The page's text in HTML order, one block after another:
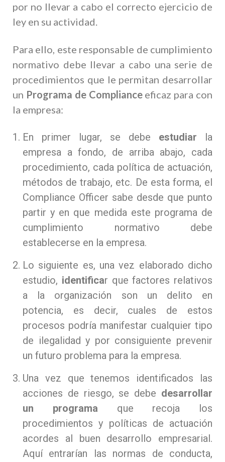
por no llevar a cabo el correcto ejercicio de
ley en su actividad.
Para ello, este responsable de cumplimiento
normativo debe llevar a cabo una serie de
procedimientos que le permitan desarrollar
un Programa de Complianceeficaz para con
la empresa:
En primer lugar, se debe estudiar la
empresa a fondo, de arriba abajo, cada
procedimiento, cada política de actuación,
métodos de trabajo, etc. De esta forma, el
Compliance Officer sabe desde que punto
partir y en que medida este programa de
cumplimiento normativo debe
establecerse en la empresa.
Lo siguiente es, una vez elaborado dicho
estudio, identificar que factores relativos
a la organización son un delito en
potencia, es decir, cuales de estos
procesos podría manifestar cualquier tipo
de ilegalidad y por consiguiente prevenir
un futuro problema para la empresa.
Una vez que tenemos identificados las
acciones de riesgo, se debe desarrollar
un programa que recoja los
procedimientos y políticas de actuación
acordes al buen desarrollo empresarial.
Aquí entrarían las normas de conducta,